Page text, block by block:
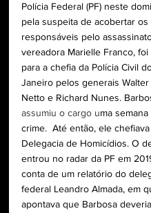
Polícia Federal (PF) neste
pela suspeita de acobertar os
responsáveis pelo
vereadora Marielle Franco,
para a chefia da Polícia Civil
Janeiro pelos generais Walter
Netto e Richard Nunes.
assumiu o cargo uma
crime.  Até então, ele chefiava
Delegacia de Homicídios. O
entrou no radar da PF em
conta de um relatório do
federal Leandro Almada, em
apontava que Barbosa